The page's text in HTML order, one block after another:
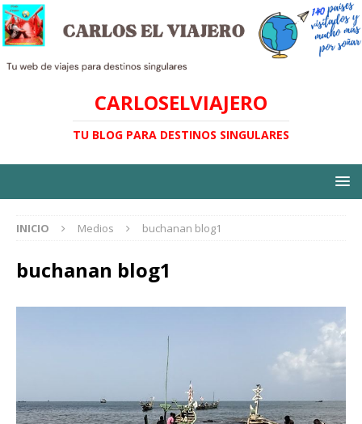
CARLOSELVIAJERO
TU BLOG PARA DESTINOS SINGULARES
INICIO Medios buchanan blog1
buchanan blog1